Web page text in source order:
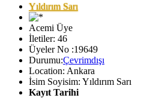
Yıldırım Sarı
Acemi Üye
İletiler: 46
Üyeler No :19649
Durumu:Çevrimdışı
Location: Ankara
İsim Soyisim: Yıldırım Sarı
Kayıt Tarihi